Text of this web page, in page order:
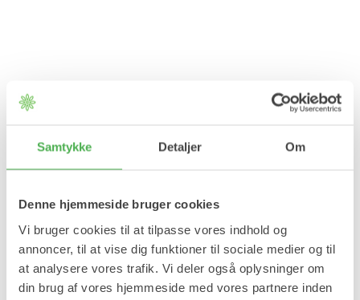
Samtykke Detaljer Om
Denne hjemmeside bruger cookies
Vi bruger cookies til at tilpasse vores indhold og
annoncer, til at vise dig funktioner til sociale medier og til
at analysere vores trafik. Vi deler også oplysninger om
din brug af vores hjemmeside med vores partnere inden